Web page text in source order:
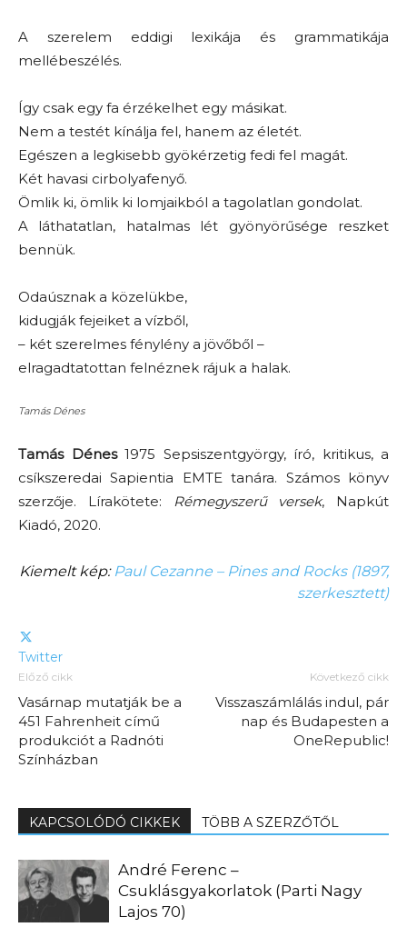
A szerelem eddigi lexikája és grammatikája
mellébeszélés.
Így csak egy fa érzékelhet egy másikat.
Nem a testét kínálja fel, hanem az életét.
Egészen a legkisebb gyökérzetig fedi fel magát.
Két havasi cirbolyafenyő.
Ömlik ki, ömlik ki lomjaikból a tagolatlan gondolat.
A láthatatlan, hatalmas lét gyönyörűsége reszket
bennük.
Odaúsznak a közelükbe,
kidugják fejeiket a vízből,
– két szerelmes fénylény a jövőből –
elragadtatottan felnéznek rájuk a halak.
Tamás Dénes
Tamás Dénes1975 Sepsiszentgyörgy, író, kritikus, a
csíkszeredai Sapientia EMTE tanára. Számos könyv
szerzője. Lírakötete: Rémegyszerű versek, Napkút
Kiadó, 2020.
Kiemelt kép: Paul Cezanne – Pines and Rocks (1897,
szerkesztett)
Twitter
Előző cikk
Vasárnap mutatják be a
451 Fahrenheit című
produkciót a Radnóti
Színházban
Következő cikk
Visszaszámlálás indul, pár
nap és Budapesten a
OneRepublic!
KAPCSOLÓDÓ CIKKEK TÖBB A SZERZŐTŐL
André Ferenc –
Csuklásgyakorlatok (Parti Nagy
Lajos 70)